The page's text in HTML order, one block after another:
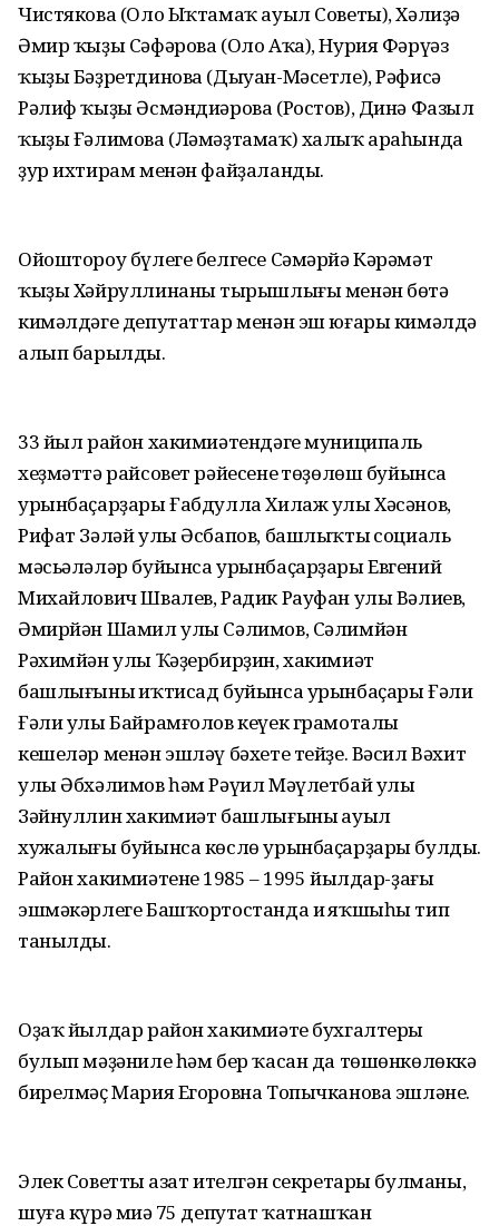
Чистякова (Оло Ыҡтамаҡ ауыл Советы), Хәлиҙә
Әмир ҡыҙы Сәфәрова (Оло Аҡа), Нурия Фәрүәз
ҡыҙы Бәҙретдинова (Дыуан-Мәсетле), Рәфисә
Рәлиф ҡыҙы Әсмәндиәрова (Ростов), Динә Фазыл
ҡыҙы Ғәлимова (Ләмәҙтамаҡ) халыҡ араһында
ҙур ихтирам менән файҙаланды.
Ойоштороу бүлеге белгесе Сәмәрйә Кәрәмәт
ҡыҙы Хәйруллинаның тырышлығы менән бөтә
кимәлдәге депутаттар менән эш юғары кимәлдә
алып барылды.
33 йыл район хакимиәтендәге муниципаль
хеҙмәттә райсовет рәйесенең төҙөлөш буйынса
урынбаҫарҙары Ғабдулла Хилаж улы Хәсәнов,
Рифат Зәләй улы Әсбапов, башлыҡтың социаль
мәсьәләләр буйынса урынбаҫарҙары Евгений
Михайлович Швалев, Радик Рауфан улы Вәлиев,
Әмирйән Шамил улы Сәлимов, Сәлимйән
Рәхимйән улы Ҡәҙербирҙин, хакимиәт
башлығының иҡтисад буйынса урынбаҫары Ғәли
Ғәли улы Байрамғолов кеүек грамоталы
кешеләр менән эшләү бәхете тейҙе. Вәсил Вәхит
улы Әбхәлимов һәм Рәүил Мәүлетбай улы
Зәйнуллин хакимиәт башлығының ауыл
хужалығы буйынса көслө урынбаҫарҙары булды.
Район хакимиәтенең 1985 – 1995 йылдар-ҙағы
эшмәкәрлеге Башҡортостанда иң яҡшыһы тип
танылды.
Оҙаҡ йылдар район хакимиәте бухгалтеры
булып мәҙәниле һәм бер ҡасан да төшөнкөлөккә
бирелмәҫ Мария Егоровна Топычканова эшләне.
Элек Советтың азат ителгән секретары булманы,
шуға күрә миңә 75 депутат ҡатнашҡан